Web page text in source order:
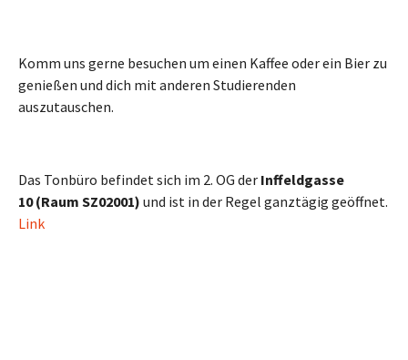
Komm uns gerne besuchen um einen Kaffee oder ein Bier zu
genießen und dich mit anderen Studierenden
auszutauschen.
Das Tonbüro befindet sich im 2. OG der Inffeldgasse
10 (Raum SZ02001) und ist in der Regel ganztägig geöffnet.
Link